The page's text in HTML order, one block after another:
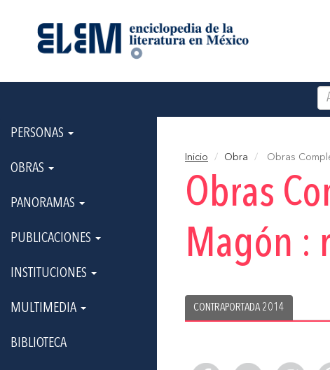
PERSONAS
OBRAS
PANORAMAS
PUBLICACIONES
INSTITUCIONES
MULTIMEDIA
BIBLIOTECA
Inicio Obra Obras
Obras
Magón :
CONTRAPORTADA 2014